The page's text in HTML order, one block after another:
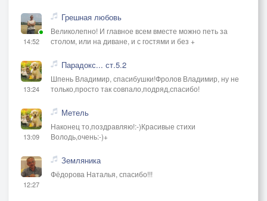
14:52
Грешная любовь
Великолепно! И главное всем вместе можно петь за
столом, или на диване, и с гостями и без +
13:24
Парадокс... ст.5.2
Шпень Владимир, спасибушки!Фролов Владимир, ну не
только,просто так совпало,подряд,спасибо!
13:09
Метель
Наконец то,поздравляю!:-)Красивые стихи
Володь,очень:-)+
12:27
Земляника
Фёдорова Наталья, спасибо!!!